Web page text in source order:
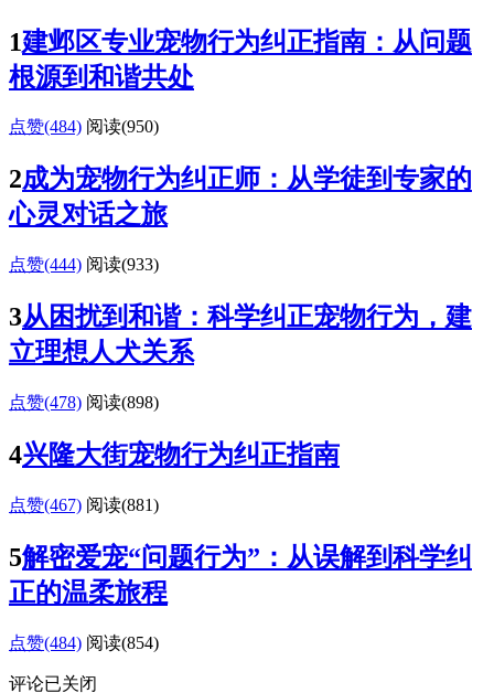
1建邺区专业宠物行为纠正指南：从问题
根源到和谐共处
点赞(484) 阅读(950)
2成为宠物行为纠正师：从学徒到专家的
心灵对话之旅
点赞(444) 阅读(933)
3从困扰到和谐：科学纠正宠物行为，建
立理想人犬关系
点赞(478) 阅读(898)
4兴隆大街宠物行为纠正指南
点赞(467) 阅读(881)
5解密爱宠“问题行为”：从误解到科学纠
正的温柔旅程
点赞(484) 阅读(854)
评论已关闭